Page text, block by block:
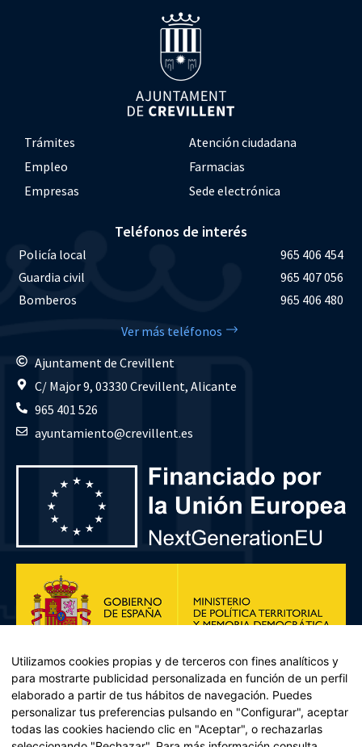
Trámites
Atención ciudadana
Empleo
Farmacias
Empresas
Sede electrónica
Teléfonos de interés
Policía local
965 406 454
Guardia civil
965 407 056
Bomberos
965 406 480
Ver más teléfonos
Ajuntament de Crevillent
C/ Major 9, 03330 Crevillent, Alicante
965 401 526
ayuntamiento@crevillent.es
Utilizamos cookies propias y de terceros con fines analíticos y
para mostrarte publicidad personalizada en función de un perfil
elaborado a partir de tus hábitos de navegación. Puedes
personalizar tus preferencias pulsando en "Configurar", aceptar
todas las cookies haciendo clic en "Aceptar", o rechazarlas